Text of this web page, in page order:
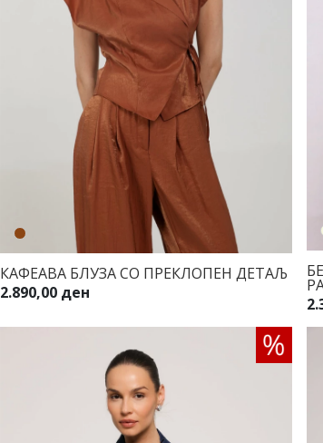
КАФЕАВА БЛУЗА СО ПРЕКЛОПЕН ДЕТАЉ
2.890,00 ден